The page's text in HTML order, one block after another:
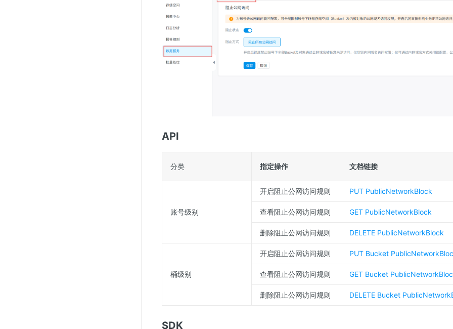
API
分类 指定操作 文档链接
账号级别
开启阻止公网访问规则 PUT PublicNetworkBlock
查看阻止公网访问规则 GET PublicNetworkBlock
删除阻止公网访问规则 DELETE PublicNetworkBlock
桶级别
开启阻止公网访问规则 PUT Bucket
查看阻止公网访问规则 GET Bucket
删除阻止公网访问规则 DELETE Bucket
SDK